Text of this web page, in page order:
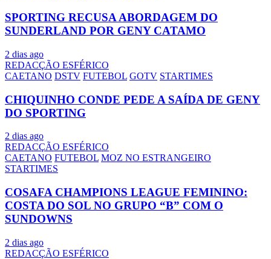
SPORTING RECUSA ABORDAGEM DO
SUNDERLAND POR GENY CATAMO
2 dias ago
REDACÇÃO ESFÉRICO
CAETANO DSTV FUTEBOL GOTV STARTIMES
CHIQUINHO CONDE PEDE A SAÍDA DE GENY
DO SPORTING
2 dias ago
REDACÇÃO ESFÉRICO
CAETANO FUTEBOL MOZ NO ESTRANGEIRO
STARTIMES
COSAFA CHAMPIONS LEAGUE FEMININO:
COSTA DO SOL NO GRUPO “B” COM O
SUNDOWNS
2 dias ago
REDACÇÃO ESFÉRICO